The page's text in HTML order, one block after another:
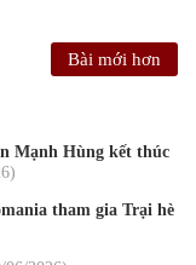
Bài mới hơn
Mạnh Hùng kết thúc
tham gia Trại hè